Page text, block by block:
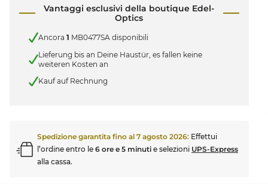
Vantaggi esclusivi della boutique Edel-
Optics
Ancora 1 MB0477SA disponibili
Lieferung bis an Deine Haustür, es fallen keine
weiteren Kosten an
Kauf auf Rechnung
Spedizione garantita fino al 7 agosto 2026: Effettui
l’ordine entro le 6 ore e 5 minuti e selezioni UPS-Express
alla cassa.